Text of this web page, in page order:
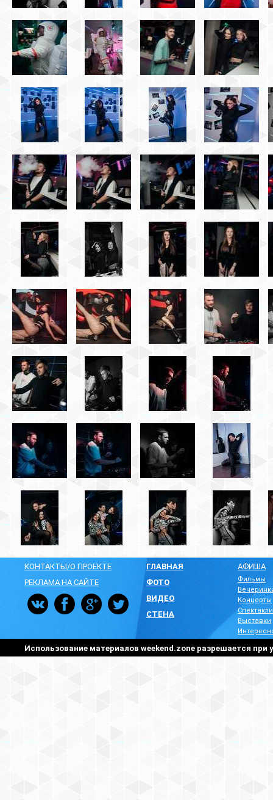
КОНТАКТЫ/О ПРОЕКТЕ
РЕКЛАМА НА САЙТЕ
ГЛАВНАЯ
ФОТО
ВИДЕО
СТЕНА
АФИША
Фильмы
Концерты
Спектакли
Выставки
Использование материалов weekend.zone разрешается